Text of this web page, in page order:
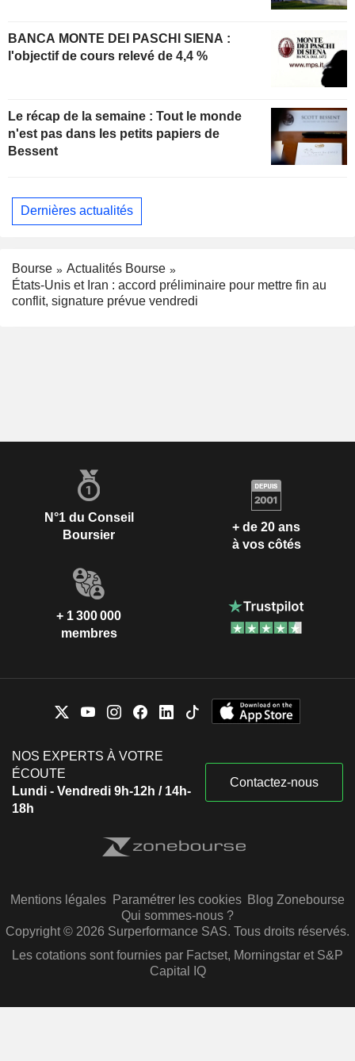
BANCA MONTE DEI PASCHI SIENA :
l'objectif de cours relevé de 4,4 %
Le récap de la semaine : Tout le monde
n'est pas dans les petits papiers de
Bessent
Dernières actualités
Bourse
Actualités Bourse
États-Unis et Iran : accord préliminaire pour mettre fin au
conflit, signature prévue vendredi
N°1 du Conseil
Boursier
+ de 20 ans
à vos côtés
+ 1 300 000
membres
NOS EXPERTS À VOTRE
ÉCOUTE
Lundi - Vendredi 9h-12h / 14h-
18h
Contactez-nous
Mentions légales Paramétrer les cookies Blog Zonebourse
Qui sommes-nous ?
Copyright © 2026 Surperformance SAS. Tous droits réservés.
Les cotations sont fournies par Factset, Morningstar et S&P
Capital IQ